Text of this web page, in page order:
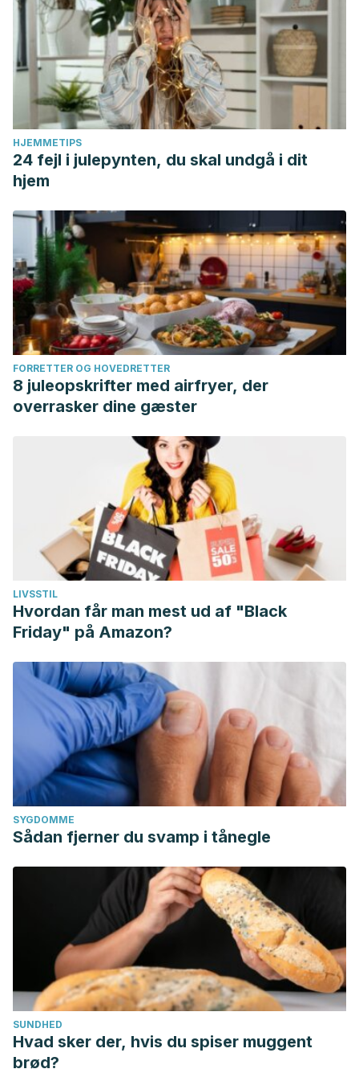
HJEMMETIPS
24 fejl i julepynten, du skal undgå i dit
hjem
FORRETTER OG HOVEDRETTER
8 juleopskrifter med airfryer, der
overrasker dine gæster
LIVSSTIL
Hvordan får man mest ud af "Black
Friday" på Amazon?
SYGDOMME
Sådan fjerner du svamp i tånegle
SUNDHED
Hvad sker der, hvis du spiser muggent
brød?